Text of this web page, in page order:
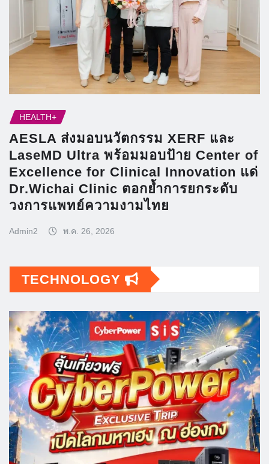
HEALTH+
AESLA ส่งมอบนวัตกรรม XERF และ
LaseMD Ultra พร้อมมอบป้าย Center of
Excellence for Clinical Innovation แด่
Dr.Wichai Clinic ตอกย้ำการยกระดับ
วงการแพทย์ความงามไทย
Admin2 พ.ค. 26, 2026
TECHNOLOGY